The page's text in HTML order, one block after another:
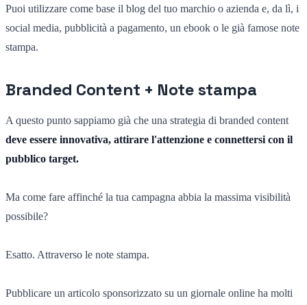
Puoi utilizzare come base il blog del tuo marchio o azienda e, da lì, i
social media, pubblicità a pagamento, un ebook o le già famose note
stampa.
Branded Content + Note stampa
A questo punto sappiamo già che una strategia di branded content
deve essere innovativa, attirare l'attenzione e connettersi con il
pubblico target.
Ma come fare affinché la tua campagna abbia la massima visibilità
possibile?
Esatto. Attraverso le note stampa.
Pubblicare un articolo sponsorizzato su un giornale online ha molti